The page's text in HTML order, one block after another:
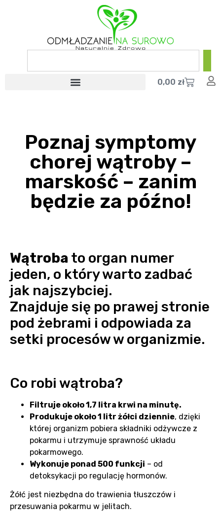
0,00 zł
Poznaj symptomy
chorej wątroby –
marskość – zanim
będzie za późno!
Wątroba to organ numer
jeden, o który warto zadbać
jak najszybciej.
Znajduje się po prawej stronie
pod żebrami i odpowiada za
setki procesów w organizmie.
Co robi wątroba?
Filtruje około 1,7 litra krwi na minutę.
Produkuje około 1 litr żółci dziennie, dzięki
której organizm pobiera składniki odżywcze z
pokarmu i utrzymuje sprawność układu
pokarmowego.
Wykonuje ponad 500 funkcji – od
detoksykacji po regulację hormonów.
Żółć jest niezbędna do trawienia tłuszczów i
przesuwania pokarmu w jelitach.